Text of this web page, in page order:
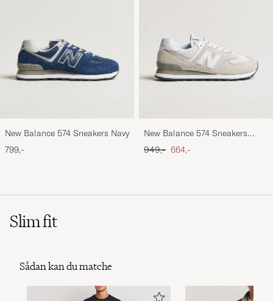
New Balance 574 Sneakers Navy
799,-
New Balance 574 Sneakers
Nimbus Cloud
Ordinary pris
949,- Nedsat pris
664,-
Slim fit
Sådan kan du matche